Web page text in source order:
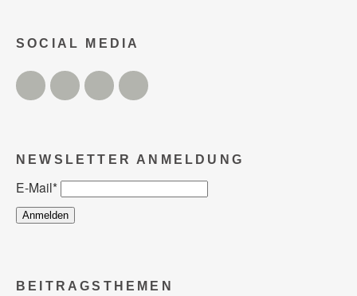
SOCIAL MEDIA
Twitter FacebookInstagram
NEWSLETTER ANMELDUNG
E-Mail*
BEITRAGSTHEMEN